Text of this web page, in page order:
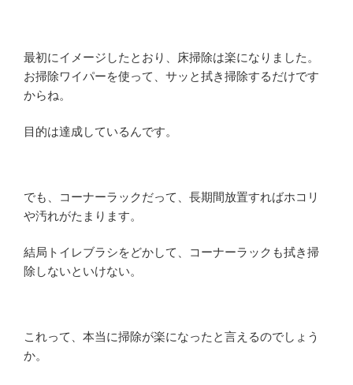
最初にイメージしたとおり、床掃除は楽になりました。
お掃除ワイパーを使って、サッと拭き掃除するだけです
からね。
目的は達成しているんです。
でも、コーナーラックだって、長期間放置すればホコリ
や汚れがたまります。
結局トイレブラシをどかして、コーナーラックも拭き掃
除しないといけない。
これって、本当に掃除が楽になったと言えるのでしょう
か。